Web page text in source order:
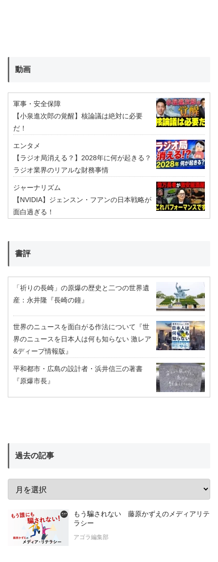
動画
軍事・安全保障
【小泉進次郎の覚醒】核論議は絶対に必要
だ！
エンタメ
【ラジオ局消える？】2028年に何が起きる？
ラジオ業界のリアルな財務事情
ジャーナリズム
【NVIDIA】ジェンスン・フアンの日本戦略が
面白過ぎる！
書評
「祈りの長崎」の原爆の歴史と二つの世界遺
産：永井隆『長崎の鐘』
世界のニュースを面白がる作法について『世
界のニュースを日本人は何も知らない 激レア
&ディープ情報版』
平和都市・広島の設計者・浜井信三の著書
『原爆市長』
過去の記事
もう騙されない 藤原かずえのメディアリテ
ラシー
アゴラ編集部